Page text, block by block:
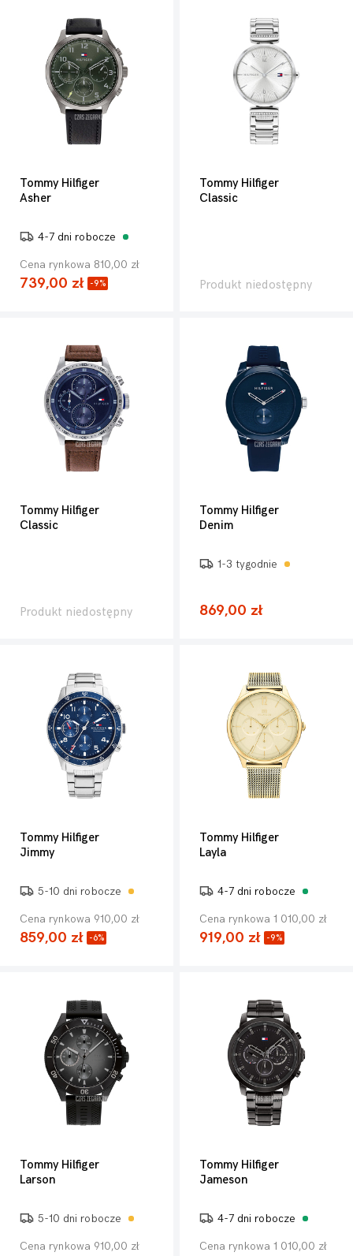
Tommy Hilfiger
Asher
4-7 dni robocze
Cena rynkowa 810,00 zł
739,00 zł -9%
Tommy Hilfiger
Classic
Produkt niedostępny
Tommy Hilfiger
Classic
Produkt niedostępny
Tommy Hilfiger
Denim
1-3 tygodnie
869,00 zł
Tommy Hilfiger
Jimmy
5-10 dni robocze
Cena rynkowa 910,00 zł
859,00 zł -6%
Tommy Hilfiger
Layla
4-7 dni robocze
Cena rynkowa 1 010,00 zł
919,00 zł -9%
Tommy Hilfiger
Larson
5-10 dni robocze
Cena rynkowa 910,00 zł
Tommy Hilfiger
Jameson
4-7 dni robocze
Cena rynkowa 1 010,00 zł